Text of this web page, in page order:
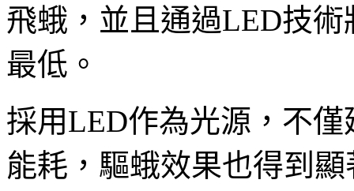
飛蛾，並且通過LED技
最低。
採用LED作為光源，不
能耗，驅蛾效果也得到